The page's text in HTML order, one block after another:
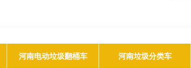
河南电动垃圾翻桶车 河南垃圾分类车